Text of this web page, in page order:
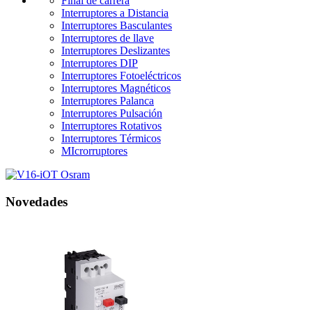
Interruptores a Distancia
Interruptores Basculantes
Interruptores de llave
Interruptores Deslizantes
Interruptores DIP
Interruptores Fotoeléctricos
Interruptores Magnéticos
Interruptores Palanca
Interruptores Pulsación
Interruptores Rotativos
Interruptores Térmicos
MIcrorruptores
Novedades